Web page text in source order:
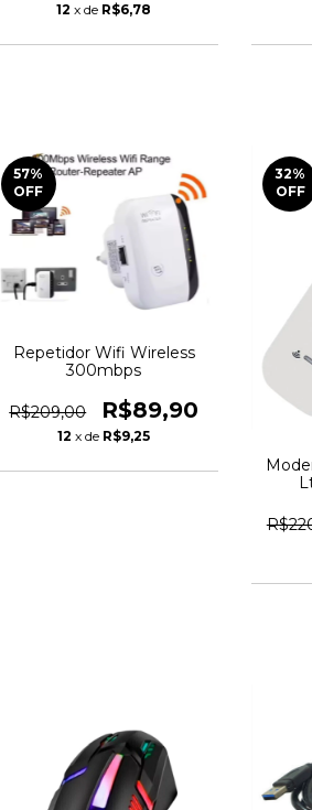
12 x de R$6,78
57%
OFF
Repetidor Wifi Wireless
300mbps
R$209,00 R$89,90
12 x de R$9,25
32%
OFF